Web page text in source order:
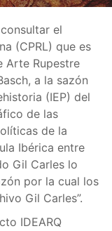
el
(CPRL) que es
Arte Rupestre
a la sazón
(IEP) del
de las
de la
Ibérica entre
Gil Carles lo
por la cual los
Gil Carles”.
IDEARQ